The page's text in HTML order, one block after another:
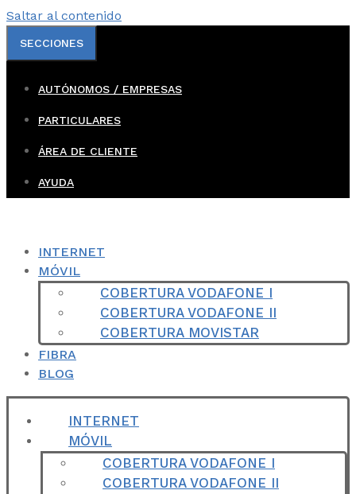
Saltar al contenido
SECCIONES
AUTÓNOMOS / EMPRESAS
PARTICULARES
ÁREA DE CLIENTE
AYUDA
INTERNET
MÓVIL
COBERTURA VODAFONE I
COBERTURA VODAFONE II
COBERTURA MOVISTAR
FIBRA
BLOG
INTERNET
MÓVIL
COBERTURA VODAFONE I
COBERTURA VODAFONE II